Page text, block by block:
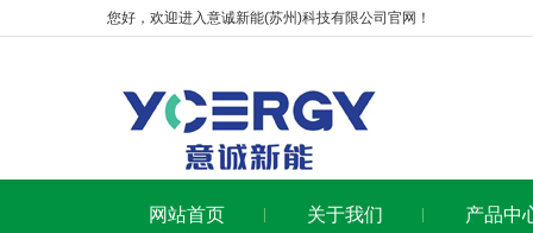
您好，欢迎进入意诚新能(苏州)科技有限公司官网！
网站首页 关于我们 产品中